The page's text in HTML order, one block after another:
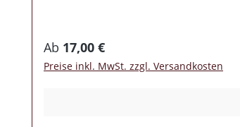
Regulärer Preis:
Ab 17,00 €
Preise inkl. MwSt. zzgl. Versandkosten